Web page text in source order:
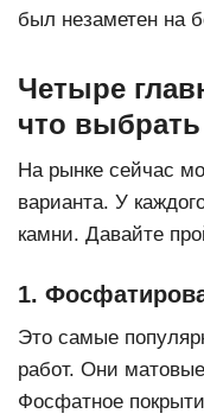
был незаметен на
Четыре
что выбрать
На рынке сейчас
варианта. У
камни. Давайте
1.
Это самые
работ. Они
Фосфатное